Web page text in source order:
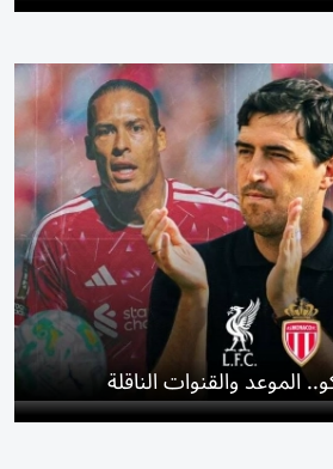
الموعد والقنوات الناقلة